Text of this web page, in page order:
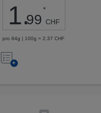
1.99
*
CHF
pro 84g | 100g = 2.37 CHF
Auf